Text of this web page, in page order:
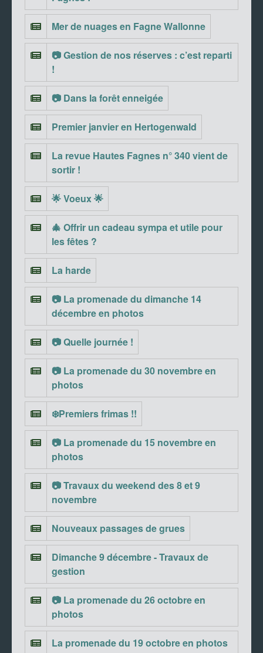
Mer de nuages en Fagne Wallonne
📷 Gestion de nos réserves : c’est reparti
!
📷 Dans la forêt enneigée
Premier janvier en Hertogenwald
La revue Hautes Fagnes n° 340 vient de
sortir !
🌟 Voeux 🌟
🎄 Offrir un cadeau sympa et utile pour
les fêtes ?
La harde
📷 La promenade du dimanche 14
décembre en photos
📷 Quelle journée !
📷 La promenade du 30 novembre en
photos
❄️Premiers frimas !!
📷 La promenade du 15 novembre en
photos
📷 Travaux du weekend des 8 et 9
novembre
Nouveaux passages de grues
Dimanche 9 décembre - Travaux de
gestion
📷 La promenade du 26 octobre en
photos
La promenade du 19 octobre en photos